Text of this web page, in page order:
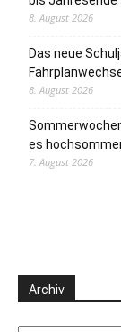
8. August 2026
Das neue
8. August 2026
es
7. August 2026
Archiv
Archiv